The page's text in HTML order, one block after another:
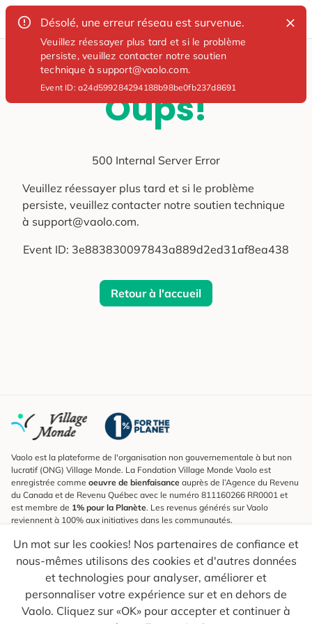
Désolé, une erreur réseau est survenue.
Veuillez réessayer plus tard et si le problème
persiste, veuillez contacter notre soutien
technique à support@vaolo.com.
Event ID:a24d599284294188b98be0fb237d8691
Oups!
500 Internal Server Error
Veuillez réessayer plus tard et si le problème
persiste, veuillez contacter notre soutien technique
à support@vaolo.com.
Event ID: 3e883830097843a889d2ed31af8ea438
Retour à l'accueil
Un mot sur les cookies! Nos partenaires de confiance et
nous-mêmes utilisons des cookies et d'autres données
et technologies pour analyser, améliorer et
personnaliser votre expérience sur et en dehors de
Vaolo. Cliquez sur «OK» pour accepter et continuer à
Vaolo est la plateforme de l'organisation non gouvernementale à but non
lucratif (ONG) Village Monde. La Fondation Village Monde Vaolo est
enregistrée comme oeuvre de bienfaisance auprès de l’Agence du Revenu
du Canada et de Revenu Québec avec le numéro 811160266 RR0001 et
est membre de 1% pour la Planète. Les revenus générés sur Vaolo
reviennent à 100% aux initiatives dans les communautés.
S'inscrire à l'infolettre
Pour connaître les nouveautés, suivre nos explorateurs et recevoir des
astuces pour des voyages plus conscients.
Ton courriel Envoyer